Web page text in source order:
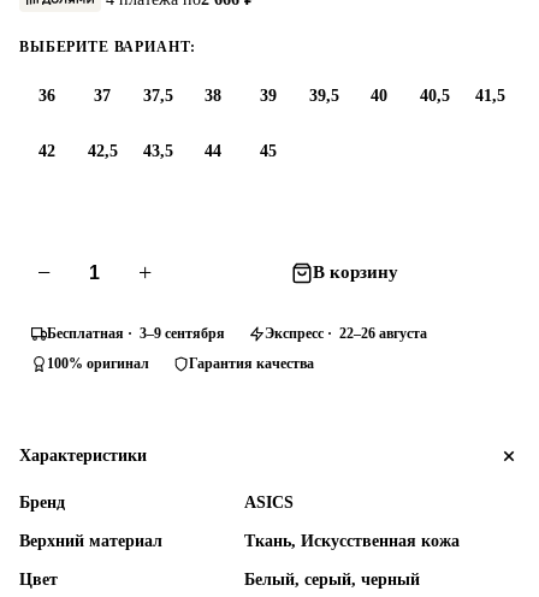
ВЫБЕРИТЕ ВАРИАНТ:
36 37 37,5 38 39 39,5 40 40,5 41,5
42 42,5 43,5 44 45
− + В корзину
Бесплатная · 3–9 сентября
Экспресс · 22–26 августа
100% оригинал
Гарантия качества
Характеристики
Бренд ASICS
Верхний материал Ткань, Искусственная кожа
Цвет Белый, серый, черный